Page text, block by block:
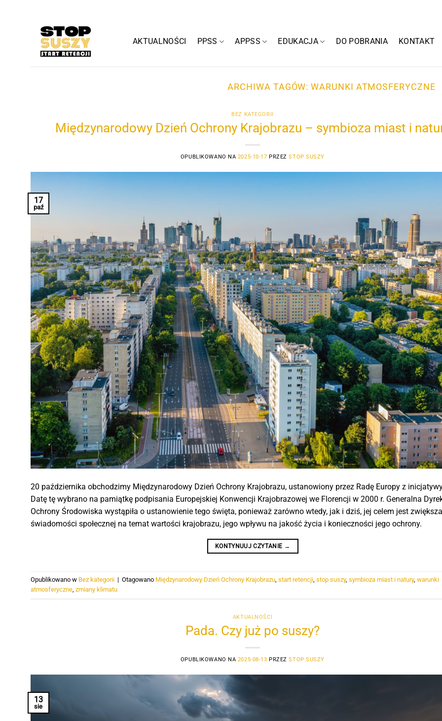
AKTUALNOŚCI
PPSS APPSS EDUKACJA DO POBRANIA KONTAKT
ARCHIWA TAGÓW:WARUNKI ATMOSFERYCZNE
BEZ KATEGORII
Międzynarodowy Dzień Ochrony Krajobrazu – symbioza miast i
OPUBLIKOWANO NA 2025-10-17 PRZEZSTOP SUSZY
17
paź
20 października obchodzimy Międzynarodowy Dzień Ochrony Krajobrazu, ustanowiony przez Radę Europy z
Datę tę wybrano na pamiątkę podpisania Europejskiej Konwencji Krajobrazowej we Florencji w 2000 r. Generalna
Ochrony Środowiska wystąpiła o ustanowienie tego święta, ponieważ zarówno wtedy, jak i dziś, jej celem jest
świadomości społecznej na temat wartości krajobrazu, jego wpływu na jakość życia i konieczności jego ochrony.
KONTYNUUJ CZYTANIE →
Opublikowano w Bez kategorii | Otagowano Międzynarodowy Dzień Ochrony Krajobrazu, start retencji, stop suszy, symbioza miast i natury, warunki
atmosferyczne, zmiany klimatu
AKTUALNOŚCI
Pada. Czy już po suszy?
OPUBLIKOWANO NA 2025-08-13 PRZEZSTOP SUSZY
13
sie